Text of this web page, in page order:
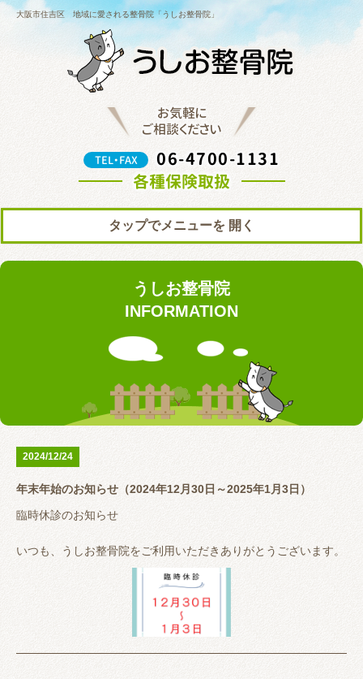
大阪市住吉区 地域に愛される整骨院「うしお整骨院」
お気軽に
ご相談ください
TEL・FAX
06-4700-1131
各種保険取扱
タップでメニューを
料金表
お知らせ
リアライン（骨盤矯正） トレーニング指導
お問い合わせ
うしお整骨院
INFORMATION
2024/12/24
年末年始のお知らせ（2024年12月30日～2025年1月3日）
臨時休診のお知らせ
いつも、うしお整骨院をご利用いただきありがとうございます。
2025年